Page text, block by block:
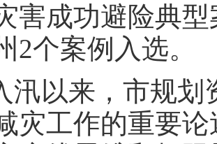
害成功避险典
2个案例入选。
汛以来，市规划
灾工作的重要